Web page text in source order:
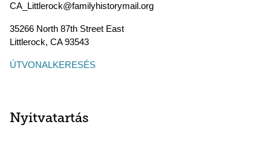
CA_Littlerock@familyhistorymail.org
35266 North 87th Street East
Littlerock, CA93543
ÚTVONALKERESÉS
Nyitvatartás